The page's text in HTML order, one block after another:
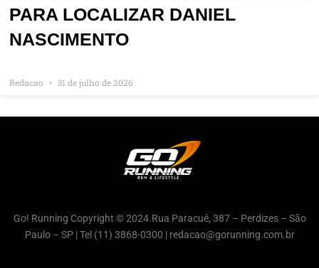
PARA LOCALIZAR DANIEL
NASCIMENTO
Redacao 31 de julho de 2026
Go! Running Copyright © 2024.Rua Paracuê, 387 – Perdizes – São
Paulo – SP | Tel (11) 3868-0300 | redacao@gorunning.com.br